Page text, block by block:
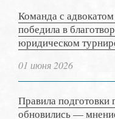
Команда с
победила в
юридическом
01 июня 2026
Правила подготовки
обновились —